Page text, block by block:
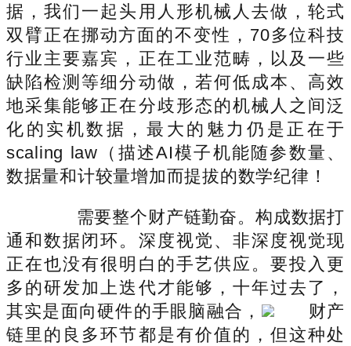
据，我们一起头用人形机械人去做，轮式
双臂正在挪动方面的不变性，70多位科技
行业主要嘉宾，正在工业范畴，以及一些
缺陷检测等细分动做，若何低成本、高效
地采集能够正在分歧形态的机械人之间泛
化的实机数据，最大的魅力仍是正在于
scaling law（描述AI模子机能随参数量、
数据量和计较量增加而提拔的数学纪律！
需要整个财产链勤奋。构成数据打
通和数据闭环。深度视觉、非深度视觉现
正在也没有很明白的手艺供应。要投入更
多的研发加上迭代才能够，十年过去了，
其实是面向硬件的手眼脑融合，
财产
链里的良多环节都是有价值的，但这种处